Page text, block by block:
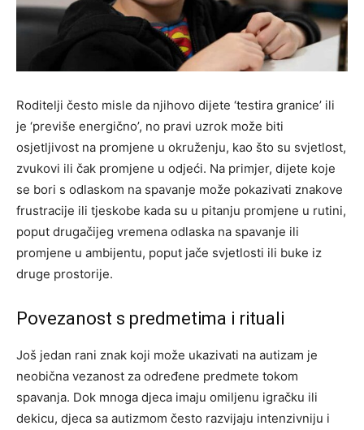
Roditelji često misle da njihovo dijete ‘testira granice’ ili
je ‘previše energično’, no pravi uzrok može biti
osjetljivost na promjene u okruženju, kao što su svjetlost,
zvukovi ili čak promjene u odjeći. Na primjer, dijete koje
se bori s odlaskom na spavanje može pokazivati znakove
frustracije ili tjeskobe kada su u pitanju promjene u rutini,
poput drugačijeg vremena odlaska na spavanje ili
promjene u ambijentu, poput jače svjetlosti ili buke iz
druge prostorije.
Povezanost s predmetima i rituali
Još jedan rani znak koji može ukazivati na autizam je
neobična vezanost za određene predmete tokom
spavanja. Dok mnoga djeca imaju omiljenu igračku ili
dekicu, djeca sa autizmom često razvijaju intenzivniju i